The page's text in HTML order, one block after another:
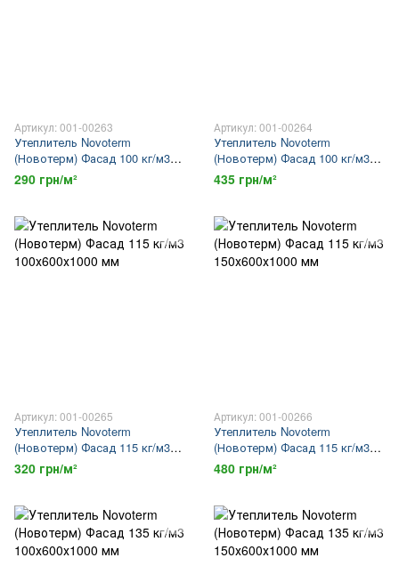
Артикул: 001-00263
Утеплитель Novoterm
(Новотерм) Фасад 100 кг/м3
100х600х1000 мм
290 грн/м²
Артикул: 001-00264
Утеплитель Novoterm
(Новотерм) Фасад 100 кг/м3
150х600х1000 мм
435 грн/м²
Артикул: 001-00265
Утеплитель Novoterm
(Новотерм) Фасад 115 кг/м3
100х600х1000 мм
320 грн/м²
Артикул: 001-00266
Утеплитель Novoterm
(Новотерм) Фасад 115 кг/м3
150х600х1000 мм
480 грн/м²